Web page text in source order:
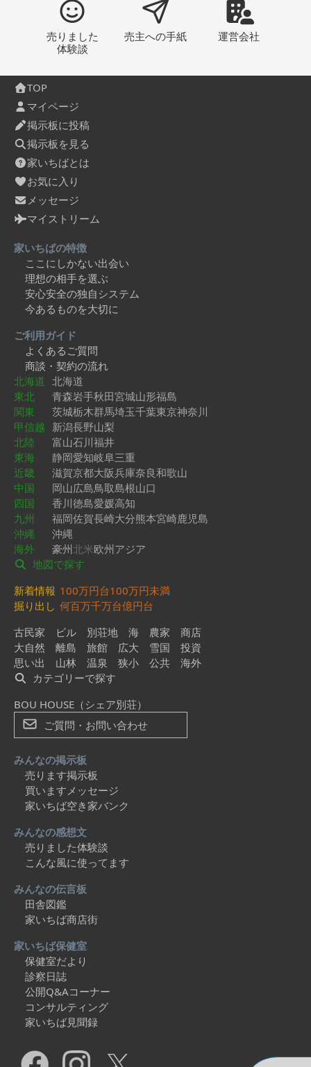
売りました
体験談
売主への手紙 運営会社
TOP
マイページ
掲示板に投稿
掲示板を見る
家いちばとは
お気に入り
メッセージ
マイストリーム
家いちばの特徴
ここにしかない出会い
理想の相手を選ぶ
安心安全の独自システム
今あるものを大切に
ご利用ガイド
よくあるご質問
商談・契約の流れ
北海道 北海道
東北
青森岩手秋田宮城山形福島
関東
茨城栃木群馬埼玉千葉東京神奈川
甲信越 新潟長野山梨
北陸
富山石川福井
東海
静岡愛知岐阜三重
近畿
滋賀京都大阪兵庫奈良和歌山
中国
岡山広島鳥取島根山口
四国
香川徳島愛媛高知
九州
福岡佐賀長崎大分熊本宮崎鹿児島
沖縄
沖縄
海外
豪州北米欧州アジア
地図で探す
新着情報 100万円台100万円未満
掘り出し 何百万千万台億円台
古民家
ビル 別荘地 海 農家
商店
大自然
離島 旅館 広大 雪国
投資
思い出
山林 温泉 狭小 公共
海外
カテゴリーで探す
BOU HOUSE（シェア別荘）
ご質問・お問い合わせ
みんなの掲示板
売ります掲示板
買いますメッセージ
家いちば空き家バンク
みんなの感想文
売りました体験談
こんな風に使ってます
みんなの伝言板
田舎図鑑
家いちば商店街
家いちば保健室
保健室だより
診察日誌
公開Q&Aコーナー
コンサルティング
家いちば見聞録